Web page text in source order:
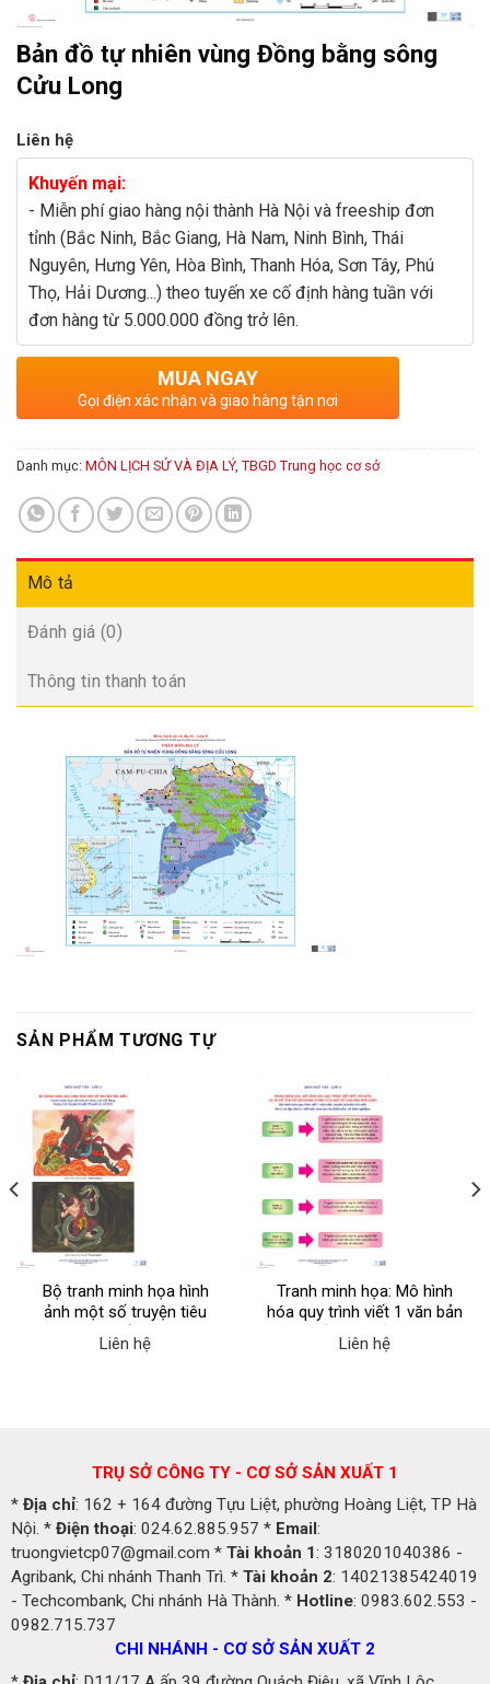
Bản đồ tự nhiên vùng Đồng bằng sông
Cửu Long
Liên hệ
Khuyến mại:
- Miễn phí giao hàng nội thành Hà Nội và freeship đơn
tỉnh (Bắc Ninh, Bắc Giang, Hà Nam, Ninh Bình, Thái
Nguyên, Hưng Yên, Hòa Bình, Thanh Hóa, Sơn Tây, Phú
Thọ, Hải Dương...) theo tuyến xe cố định hàng tuần với
đơn hàng từ 5.000.000 đồng trở lên.
MUA NGAY
Gọi điện xác nhận và giao hàng tận nơi
Danh mục: MÔN LỊCH SỬ VÀ ĐỊA LÝ, TBGD Trung học cơ sở
Mô tả
Đánh giá (0)
Thông tin thanh toán
SẢN PHẨM TƯƠNG TỰ
Bộ tranh minh họa hình
ảnh một số truyện tiêu
biểu
Liên hệ
Tranh minh họa: Mô hình
hóa quy trình viết 1 văn bản
và Sơ đồ tóm tắt nội dung
chính của một số văn bản
Liên hệ
TRỤ SỞ CÔNG TY - CƠ SỞ SẢN XUẤT 1
* Địa chỉ: 162 + 164 đường Tựu Liệt, phường Hoàng Liệt, TP Hà
Nội. * Điện thoại: 024.62.885.957 * Email:
truongvietcp07@gmail.com * Tài khoản 1: 3180201040386 -
Agribank, Chi nhánh Thanh Trì. * Tài khoản 2: 14021385424019
- Techcombank, Chi nhánh Hà Thành. * Hotline: 0983.602.553 -
0982.715.737
CHI NHÁNH - CƠ SỞ SẢN XUẤT 2